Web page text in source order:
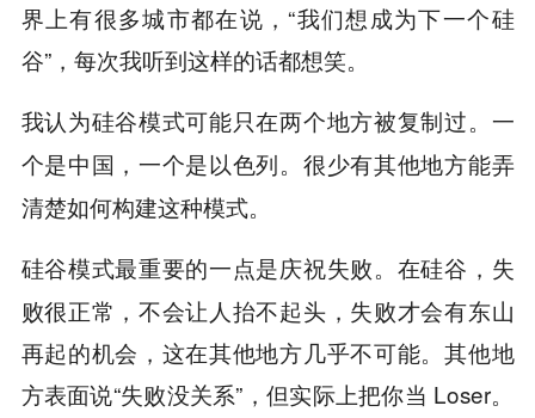
界上有很多城市都在说，“我们想成为下一个硅
谷”，每次我听到这样的话都想笑。
我认为硅谷模式可能只在两个地方被复制过。一
个是中国，一个是以色列。 很少有其他地方能弄
清楚如何构建这种模式。
硅谷模式最重要的一点是庆祝失败。 在硅谷，失
败很正常，不会让人抬不起头，失败才会有东山
再起的机会，这在其他地方几乎不可能。其他地
方表面说“失败没关系”，但实际上把你当 Loser。